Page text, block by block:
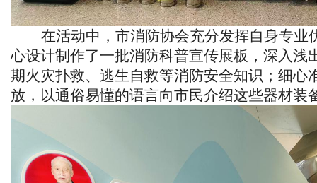
在活动中，市消防协会充分发挥自身专
心设计制作了一批消防科普宣传展板，深入浅
期火灾扑救、逃生自救等消防安全知识；细心
放，以通俗易懂的语言向市民介绍这些器材装